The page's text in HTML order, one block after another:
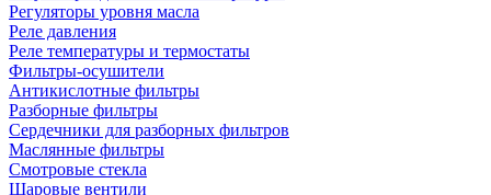
Регуляторы уровня масла
Реле давления
Реле температуры и термостаты
Фильтры-осушители
Антикислотные фильтры
Разборные фильтры
Сердечники для разборных фильтров
Маслянные фильтры
Смотровые стекла
Шаровые вентили